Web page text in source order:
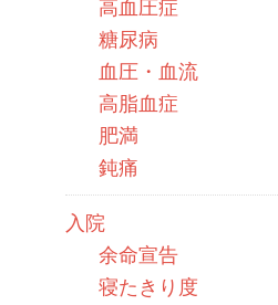
高血圧症
糖尿病
血圧・血流
高脂血症
肥満
鈍痛
入院
余命宣告
寝たきり度